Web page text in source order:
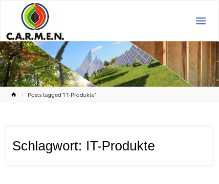
HomePosts tagged "IT-Produkte"
Schlagwort: IT-Produkte